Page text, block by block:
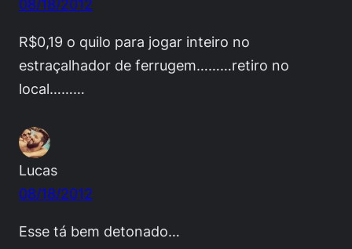
08/18/2012
R$0,19 o quilo para jogar inteiro no
estraçalhador de ferrugem………retiro no
local………
Lucas
08/18/2012
Esse tá bem detonado…